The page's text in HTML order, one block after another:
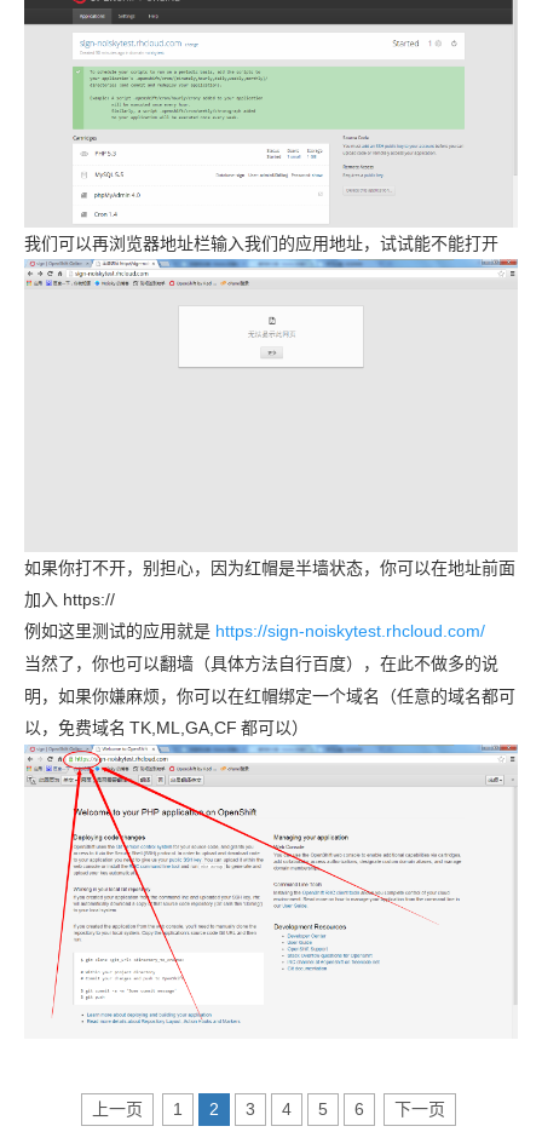
我们可以再浏览器地址栏输入我们的应用地址，试试能不能打开
如果你打不开，别担心，因为红帽是半墙状态，你可以在地址前面
加入 https://
例如这里测试的应用就是 https://sign-noiskytest.rhcloud.com/
当然了，你也可以翻墙（具体方法自行百度），在此不做多的说
明，如果你嫌麻烦，你可以在红帽绑定一个域名（任意的域名都可
以，免费域名 TK,ML,GA,CF 都可以）
上一页 1 2 3 4 5 6 下一页